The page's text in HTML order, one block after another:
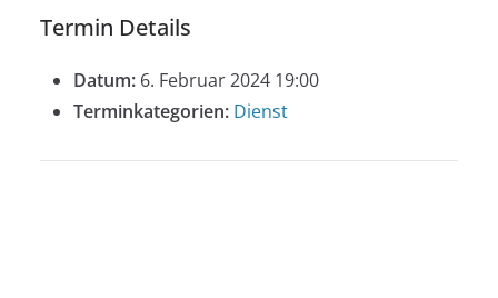
Termin Details
Datum: 6. Februar 2024 19:00
Terminkategorien: Dienst